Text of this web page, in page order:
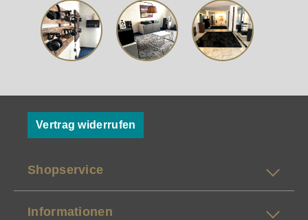
Vertrag widerrufen
Shopservice
Informationen